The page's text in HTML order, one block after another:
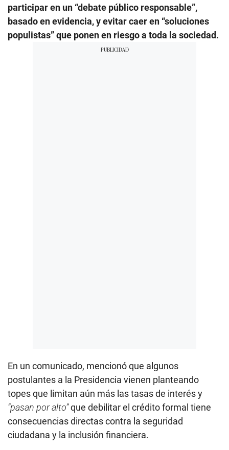
participar en un “debate público responsable”,
basado en evidencia, y evitar caer en “soluciones
populistas” que ponen en riesgo a toda la sociedad.
En un comunicado, mencionó que algunos
postulantes a la Presidencia vienen planteando
topes que limitan aún más las tasas de interés y
“pasan por alto”que debilitar el crédito formal tiene
consecuencias directas contra la seguridad
ciudadana y la inclusión financiera.